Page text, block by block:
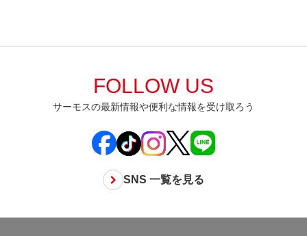
FOLLOW US
サーモスの最新情報や便利な情報を受け取ろう
SNS 一覧を見る